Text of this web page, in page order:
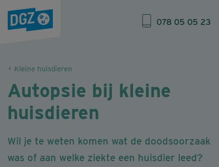
078 05 05 23
Kleine huisdieren
Autopsie bij kleine
huisdieren
Wil je te weten komen wat de doodsoorzaak
was of aan welke ziekte een huisdier leed?